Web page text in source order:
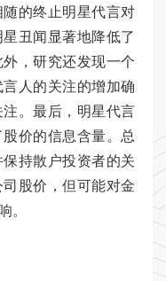
的终止明星代言对
丑闻显著地降低了
，研究还发现一个
人的关注的增加确
。最后，明星代言
价的信息含量。总
持散户投资者的关
股价，但可能对金
。